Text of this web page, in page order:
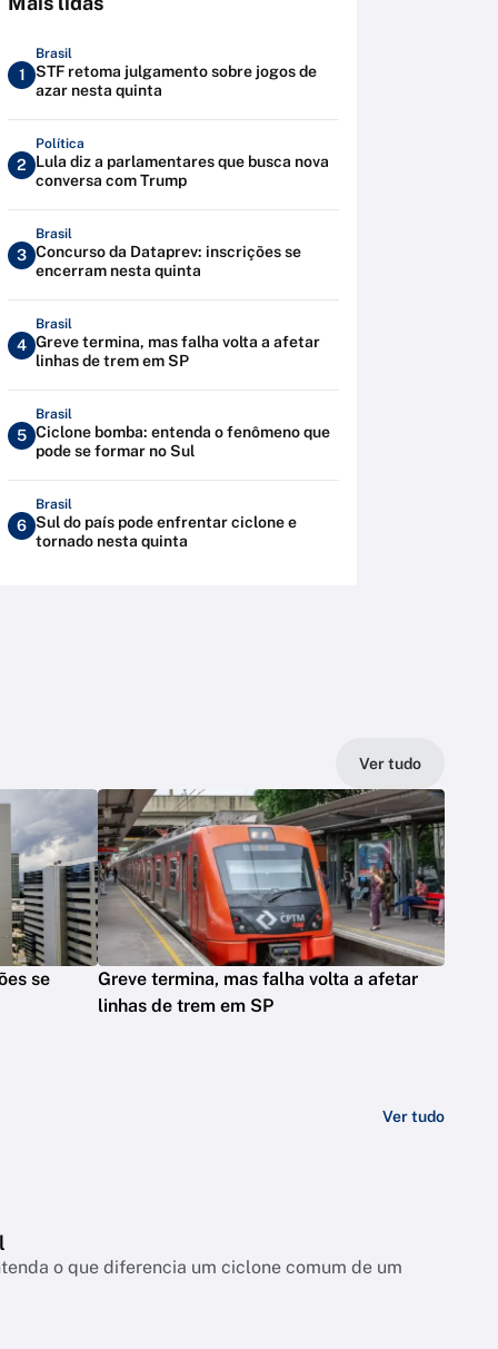
1
Brasil
STF retoma julgamento sobre jogos de
azar nesta quinta
2
Política
Lula diz a parlamentares que busca nova
conversa com Trump
3
Brasil
Concurso da Dataprev: inscrições se
encerram nesta quinta
4
Brasil
Greve termina, mas falha volta a afetar
linhas de trem em SP
5
Brasil
Ciclone bomba: entenda o fenômeno que
pode se formar no Sul
6
Brasil
Sul do país pode enfrentar ciclone e
tornado nesta quinta
Ver tudo
se
Greve termina, mas falha volta a afetar
linhas de trem em SP
Ver tudo
o que diferencia um ciclone comum de um